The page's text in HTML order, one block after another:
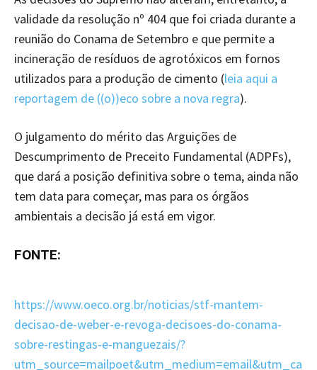
validade da resolução nº 404 que foi criada durante a
reunião do Conama de Setembro e que permite a
incineração de resíduos de agrotóxicos em fornos
utilizados para a produção de cimento (leia aqui a
reportagem de ((o))eco sobre a nova regra).
O julgamento do mérito das Arguições de
Descumprimento de Preceito Fundamental (ADPFs),
que dará a posição definitiva sobre o tema, ainda não
tem data para começar, mas para os órgãos
ambientais a decisão já está em vigor.
FONTE:
https://www.oeco.org.br/noticias/stf-mantem-
decisao-de-weber-e-revoga-decisoes-do-conama-
sobre-restingas-e-manguezais/?
utm_source=mailpoet&utm_medium=email&utm_ca